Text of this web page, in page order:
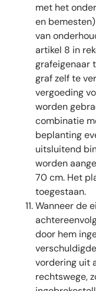
met het
en
van
artikel 8 in
grafeigenaar
graf zelf te
vergoeding
worden
combinatie
beplanting
uitsluitend
worden
70 cm. Het
toegestaan.
Wanneer de
door hem
vordering uit
rechtswege,